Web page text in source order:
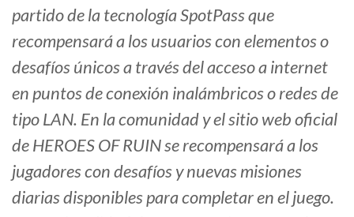
partido de la tecnología SpotPass que
recompensará a los usuarios con elementos o
desafíos únicos a través del acceso a internet
en puntos de conexión inalámbricos o redes de
tipo LAN. En la comunidad y el sitio web oficial
de HEROES OF RUIN se recompensará a los
jugadores con desafíos y nuevas misiones
diarias disponibles para completar en el juego.